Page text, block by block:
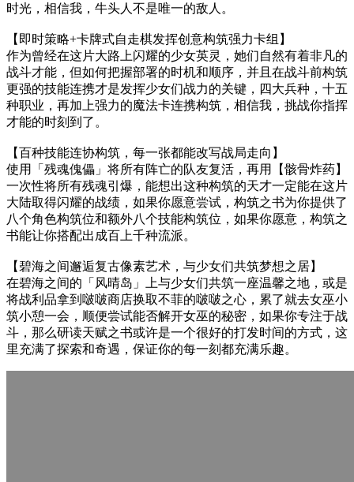
时光，相信我，牛头人不是唯一的敌人。
【即时策略+卡牌式自走棋发挥创意构筑强力卡组】
作为曾经在这片大路上闪耀的少女英灵，她们自然有着非凡的
战斗才能，但如何把握部署的时机和顺序，并且在战斗前构筑
更强的技能连携才是发挥少女们战力的关键，四大兵种，十五
种职业，再加上强力的魔法卡连携构筑，相信我，挑战你指挥
才能的时刻到了。
【百种技能连协构筑，每一张都能改写战局走向】
使用「残魂傀儡」将所有阵亡的队友复活，再用【骸骨炸药】
一次性将所有残魂引爆，能想出这种构筑的天才一定能在这片
大陆取得闪耀的战绩，如果你愿意尝试，构筑之书为你提供了
八个角色构筑位和额外八个技能构筑位，如果你愿意，构筑之
书能让你搭配出成百上千种流派。
【碧海之间邂逅复古像素艺术，与少女们共筑梦想之居】
在碧海之间的「风晴岛」上与少女们共筑一座温馨之地，或是
将战利品拿到啵啵商店换取不菲的啵啵之心，累了就去女巫小
筑小憩一会，顺便尝试能否解开女巫的秘密，如果你专注于战
斗，那么研读天赋之书或许是一个很好的打发时间的方式，这
里充满了探索和奇遇，保证你的每一刻都充满乐趣。